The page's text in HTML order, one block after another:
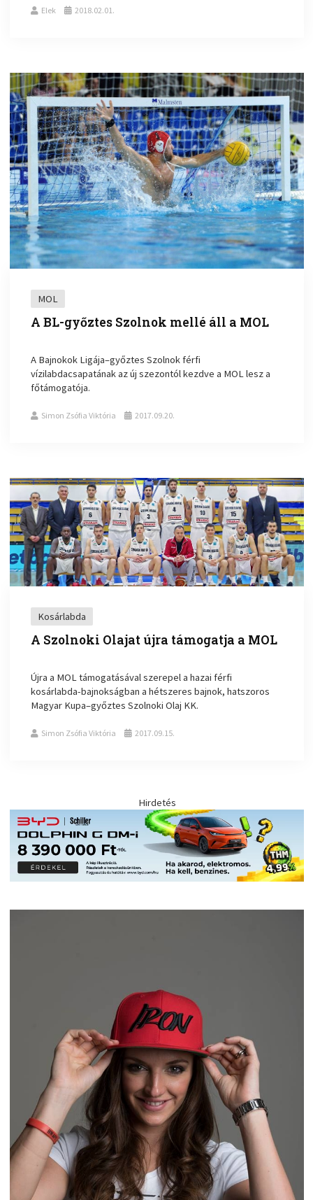
Elek 2018.02.01.
MOL
A BL-győztes Szolnok mellé áll a MOL
A Bajnokok Ligája–győztes Szolnok férfi
vízilabdacsapatának az új szezontól kezdve a MOL lesz a
főtámogatója.
Simon Zsófia Viktória 2017.09.20.
Kosárlabda
A Szolnoki Olajat újra támogatja a MOL
Újra a MOL támogatásával szerepel a hazai férfi
kosárlabda-bajnokságban a hétszeres bajnok, hatszoros
Magyar Kupa–győztes Szolnoki Olaj KK.
Simon Zsófia Viktória 2017.09.15.
Hirdetés